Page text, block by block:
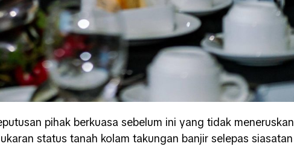
pihak berkuasa sebelum ini yang tidak meneruskan
status tanah kolam takungan banjir selepas siasatan